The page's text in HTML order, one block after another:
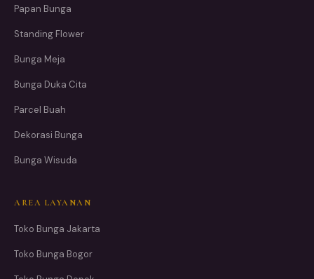
Papan Bunga
Standing Flower
Bunga Meja
Bunga Duka Cita
Parcel Buah
Dekorasi Bunga
Bunga Wisuda
AREA LAYANAN
Toko Bunga Jakarta
Toko Bunga Bogor